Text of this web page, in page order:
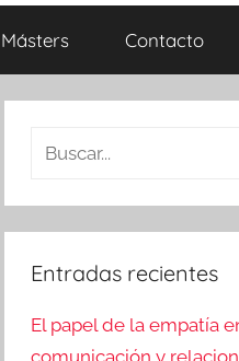
Másters Contacto
Entradas recientes
El papel de la empatía